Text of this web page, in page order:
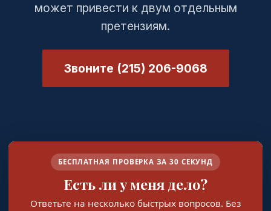
может привести к двум отдельным
претензиям.
Звоните (215) 206-9068
БЕСПЛАТНАЯ ПРОВЕРКА ЗА 30 СЕКУНД
Есть ли у меня дело?
Ответьте на несколько быстрых вопросов. Без